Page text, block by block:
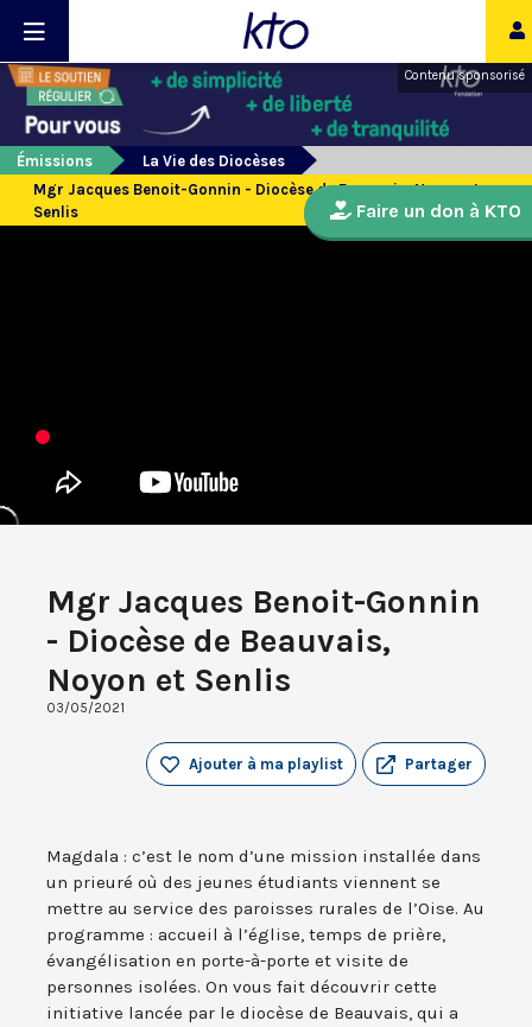
Contenu sponsorisé
Émissions
La Vie des Diocèses
Mgr Jacques Benoit-Gonnin - Diocèse de Beauvais, Noyon et
Senlis
Mgr Jacques Benoit-Gonnin
- Diocèse de Beauvais,
Noyon et Senlis
03/05/2021
Partager
Ajouter à ma playlist
Magdala : c’est le nom d’une mission installée dans
un prieuré où des jeunes étudiants viennent se
mettre au service des paroisses rurales de l’Oise. Au
programme : accueil à l’église, temps de prière,
évangélisation en porte-à-porte et visite de
personnes isolées. On vous fait découvrir cette
initiative lancée par le diocèse de Beauvais, qui a
Faire un don à KTO